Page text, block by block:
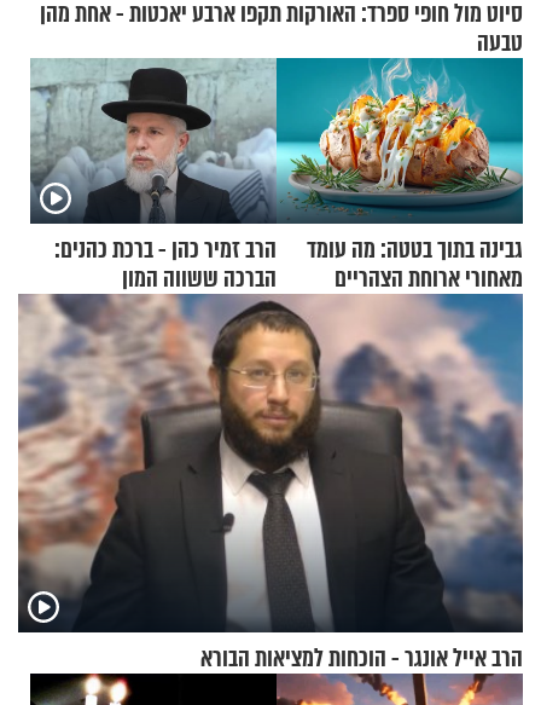
סיוט מול חופי ספרד: האורקות תקפו ארבע יאכטות - אחת מהן
טבעה
גבינה בתוך בטטה: מה עומד
מאחורי ארוחת הצהריים
שכבשה את הרשת?
הרב זמיר כהן - ברכת כהנים:
הברכה ששווה המון
הרב אייל אונגר - הוכחות למציאות הבורא